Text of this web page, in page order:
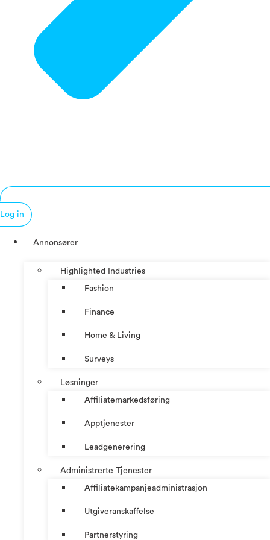
Log in
Annonsører
Highlighted Industries
Fashion
Finance
Home & Living
Surveys
Løsninger
Affiliatemarkedsføring
Apptjenester
Leadgenerering
Administrerte Tjenester
Affiliatekampanjeadministrasjon
Utgiveranskaffelse
Partnerstyring